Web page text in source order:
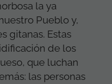
la ya
Pueblo y,
gitanas. Estas
de los
que luchan
las personas